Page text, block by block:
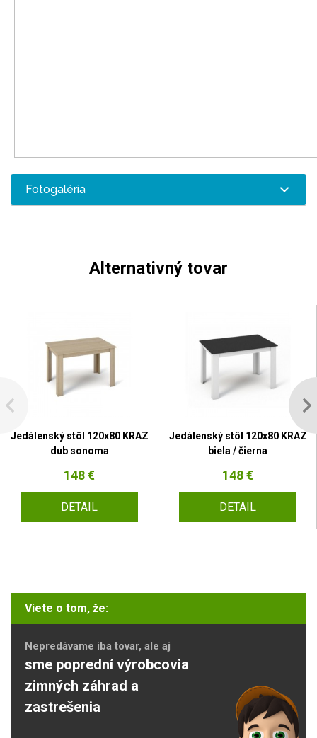
Fotogaléria
Alternativný tovar
Jedálenský stôl 120x80 KRAZ
dub sonoma
148 €
DETAIL
Jedálenský stôl 120x80 KRAZ
biela / čierna
148 €
DETAIL
Viete o tom, že:
Nepredávame iba tovar, ale aj
sme poprední výrobcovia
zimných záhrad a
zastrešenia